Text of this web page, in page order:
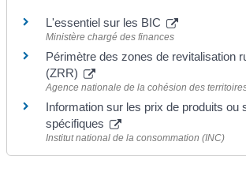
L'essentiel sur les BIC
Ministère chargé des finances
Périmètre des zones de revitalisation
(ZRR)
Agence nationale de la cohésion des
Information sur les prix de produits ou
spécifiques
Institut national de la consommation (INC)